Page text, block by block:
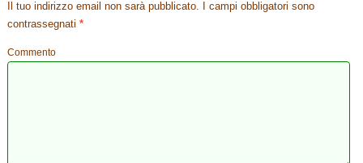
Il tuo indirizzo email non sarà pubblicato. I campi obbligatori sono
contrassegnati*
Commento